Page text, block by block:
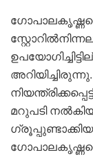
മറുപടി